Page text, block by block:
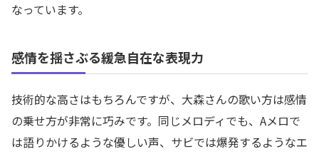
なっています。
感情を揺さぶる緩急自在な表現力
技術的な高さはもちろんですが、大森さんの歌い方は感情
の乗せ方が非常に巧みです。同じメロディでも、Aメロで
は語りかけるような優しい声、サビでは爆発するようなエ